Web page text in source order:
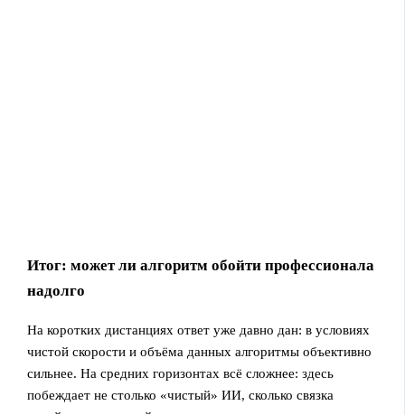
Итог: может ли алгоритм обойти профессионала
надолго
На коротких дистанциях ответ уже давно дан: в условиях
чистой скорости и объёма данных алгоритмы объективно
сильнее. На средних горизонтах всё сложнее: здесь
побеждает не столько «чистый» ИИ, сколько связка